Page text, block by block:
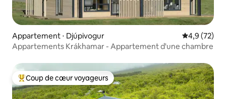
Appartement ⋅ Djúpivogur Évaluation
4,9 (72)
Appartements Krákhamar - Appartement d'une chambre
Coups de cœur voyageurs les plus appréciés
Coup de cœur voyageurs